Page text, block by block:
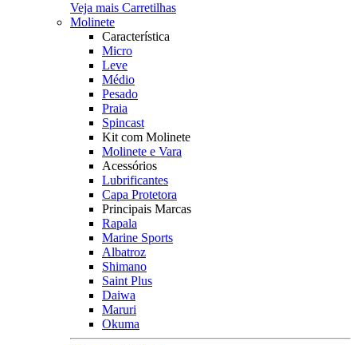
Veja mais Carretilhas
Molinete
Característica
Micro
Leve
Médio
Pesado
Praia
Spincast
Kit com Molinete
Molinete e Vara
Acessórios
Lubrificantes
Capa Protetora
Principais Marcas
Rapala
Marine Sports
Albatroz
Shimano
Saint Plus
Daiwa
Maruri
Okuma